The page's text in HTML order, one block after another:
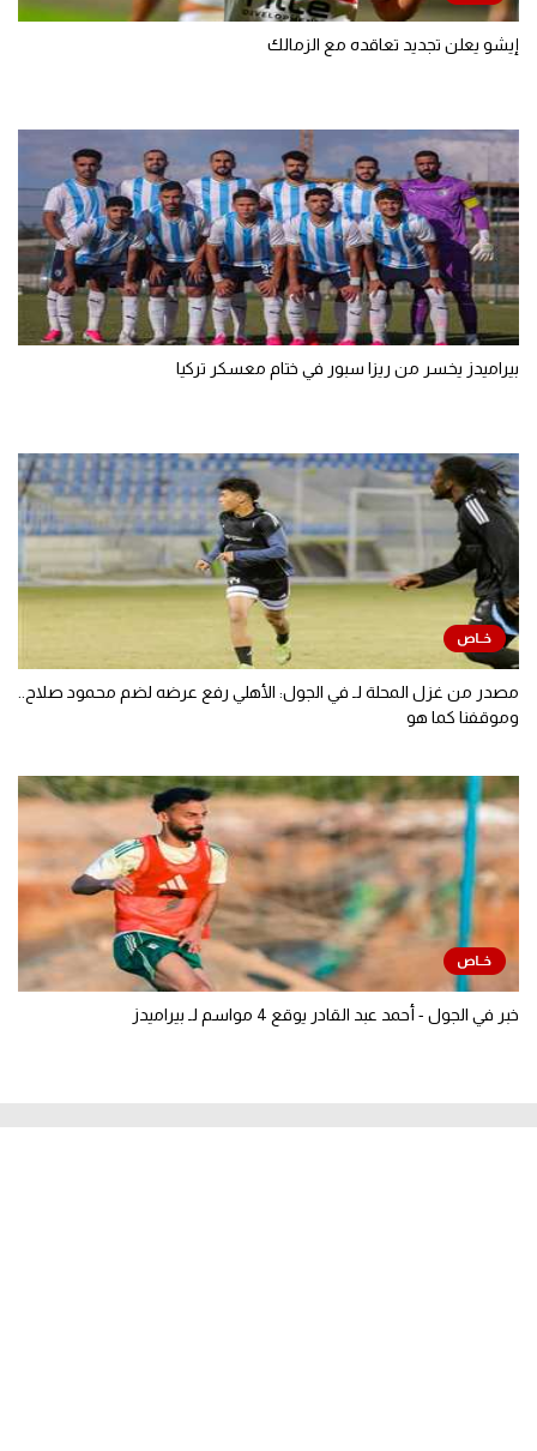
إيشو يعلن تجديد تعاقده مع الزمالك
بيراميدز يخسر من ريزا سبور في ختام معسكر تركيا
مصدر من غزل المحلة لـ في الجول: الأهلي رفع عرضه لضم محمود صلاح..
وموقفنا كما هو
خبر في الجول - أحمد عبد القادر يوقع 4 مواسم لـ بيراميدز